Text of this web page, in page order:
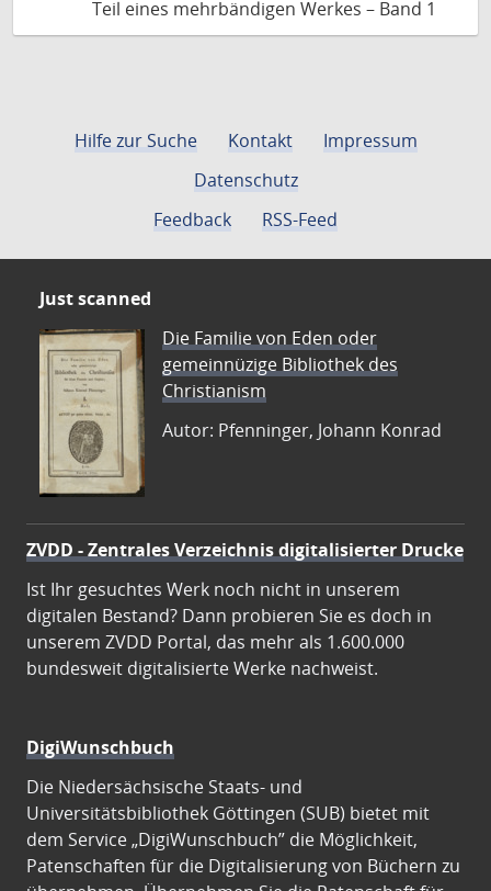
Teil eines mehrbändigen Werkes – Band 1
Hilfe zur Suche Kontakt
Impressum
Datenschutz
Feedback
RSS-Feed
Just scanned
Die Familie von Eden oder
gemeinnüzige Bibliothek des
Christianism
Autor: Pfenninger, Johann Konrad
ZVDD - Zentrales Verzeichnis digitalisierter Drucke
Ist Ihr gesuchtes Werk noch nicht in unserem
digitalen Bestand? Dann probieren Sie es doch in
unserem ZVDD Portal, das mehr als 1.600.000
bundesweit digitalisierte Werke nachweist.
DigiWunschbuch
Die Niedersächsische Staats- und
Universitätsbibliothek Göttingen (SUB) bietet mit
dem Service „DigiWunschbuch” die Möglichkeit,
Patenschaften für die Digitalisierung von Büchern zu